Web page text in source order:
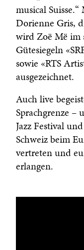
musical
Dorienne Gris,
wird Zoë Më im
Gütesiegeln
sowie «RTS
ausgezeichnet.
Auch live
Sprachgrenze
Jazz Festival
Schweiz beim
vertreten und
erlangen.